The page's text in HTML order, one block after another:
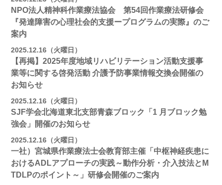
NPO法人精神科作業療法協会 第54回作業療法研修会
『発達障害の心理社会的支援ープログラムの実際』のご
案内
2025.12.16（火曜日）
【再掲】2025年度地域リハビリテーション活動⽀援事
業等に関する啓発活動 介護予防事業情報交換会開催の
お知らせ
2025.12.16（火曜日）
SJF学会北海道東北支部⻘森ブロック「1 月ブロック勉
強会」開催のお知らせ
2025.12.16（火曜日）
一社）宮城県作業療法士会教育部主催「中枢神経疾患に
おけるADLアプローチの実践～動作分析・介入技法とM
TDLPのポイント～」研修会開催のご案内